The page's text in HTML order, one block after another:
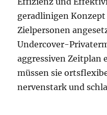
geradlinigen
Zielpersonen
Undercover-
aggressiven Zeitplan
müssen sie
nervenstark und